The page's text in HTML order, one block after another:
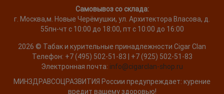
Самовывоз со склада:
г. Москва,м. Новые Черёмушки, ул. Архитектора Власова, д.
55пн-чт с 10:00 до 18:00, пт с 10:00 до 16:00
2026 © Табак и курительные принадлежности Cigar Clan
Телефон: +7 (495) 502-51-83 | +7 (925) 502-51-83
Электронная почта: info@cigarclan-shop.ru
МИНЗДРАВСОЦРАЗВИТИЯ России предупреждает: курение
вредит вашему здоровью!